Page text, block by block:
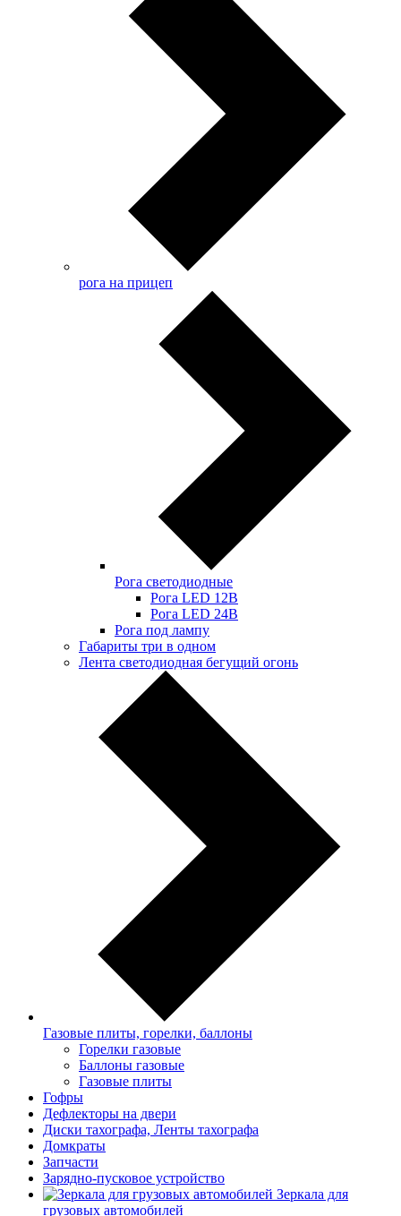
рога на прицеп
Рога светодиодные
Рога LED 12В
Рога LED 24В
Рога под лампу
Габариты три в одном
Лента светодиодная бегущий огонь
Газовые плиты, горелки, баллоны
Горелки газовые
Баллоны газовые
Газовые плиты
Гофры
Дефлекторы на двери
Диски тахографа, Ленты тахографа
Домкраты
Запчасти
Зарядно-пусковое устройство
Зеркала для
грузовых автомобилей